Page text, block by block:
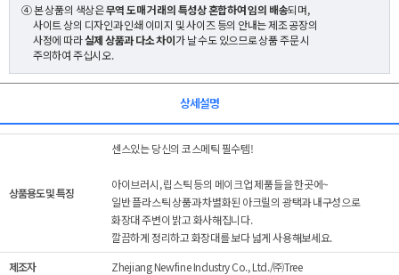
④ 본 상품의 색상은무역 도매 거래의 특성상 혼합하여 임의 배송되며,
사이트 상의 디자인과 인쇄 이미지 및 사이즈 등의 안내는 제조 공장의
사정에 따라실제 상품과 다소 차이가 날 수도 있으므로 상품 주문 시
주의하여 주십시오.
상세설명
상품용도 및 특징
센스있는 당신의 코스메틱 필수템!
아이브러시, 립스틱 등의 메이크업 제품들을 한곳에~
일반 플라스틱 상품과 차별화된 아크릴의 광택과 내구성으로
화장대 주변이 밝고 화사해집니다.
깔끔하게 정리하고 화장대를 보다 넓게 사용해보세요.
제조자
Zhejiang Newfine Industry Co., Ltd./㈜Tree